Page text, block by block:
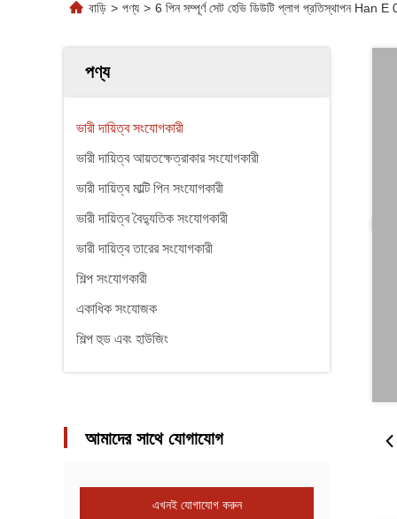
বাড়ি > পণ্য > 6 পিন সম্পূর্ণ সেট হেভি ডিউটি ​​প্লাগ প্রতিস্থাপন Han E
পণ্য
ভারী দায়িত্ব সংযোগকারী
ভারী দায়িত্ব আয়তক্ষেত্রাকার সংযোগকারী
ভারী দায়িত্ব মাল্টি পিন সংযোগকারী
ভারী দায়িত্ব বৈদ্যুতিক সংযোগকারী
ভারী দায়িত্ব তারের সংযোগকারী
শিল্প সংযোগকারী
একাধিক সংযোজক
শিল্প হুড এবং হাউজিং
আমাদের সাথে যোগাযোগ
এখনই যোগাযোগ করুন